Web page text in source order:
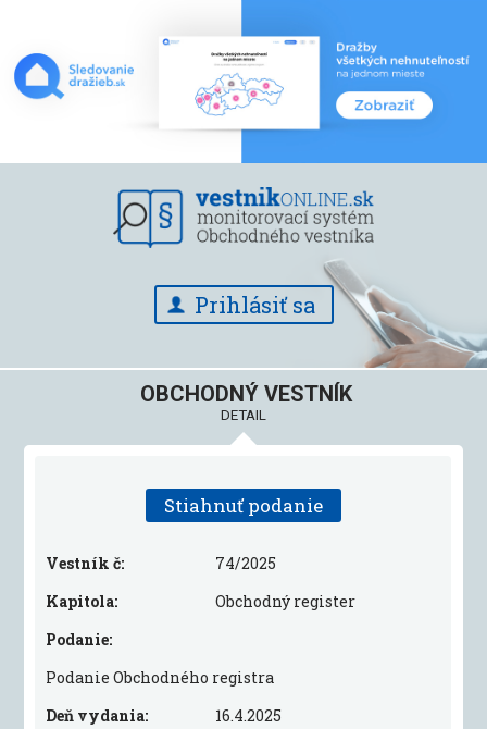
Prihlásiť sa
OBCHODNÝ VESTNÍK
DETAIL
Stiahnuť podanie
Vestník č:
74/2025
Kapitola:
Obchodný register
Podanie:
Podanie Obchodného registra
Deň vydania:
16.4.2025